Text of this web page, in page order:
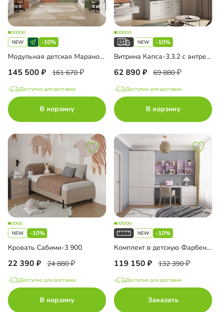
-10%
Модульная детская Марано-6
145 500 161 670
Доступно для доставки
В корзину
-10%
Витрина Капса-3.3.2 с антресолью
62 890 69 880
Доступно для доставки
В корзину
-10%
Кровать Сабими-3 900
22 390 24 880
Доступно для доставки
В корзину
-10%
Комплект в детскую Фарбен-1
119 150 132 390
Доступно для доставки
Заказать